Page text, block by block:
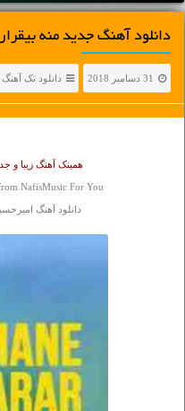
دانلود آهنگ جديد منه
31 دسامبر 2018 دانلود تک
همینک آهنگ زیبا و
NafisMusic For You
دانلود آهنگ امیرحسین مسعودی